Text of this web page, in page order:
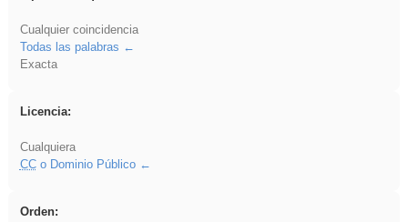
Cualquier coincidencia
Todas las palabras
Exacta
Licencia:
Cualquiera
CCo Dominio Público
Orden: